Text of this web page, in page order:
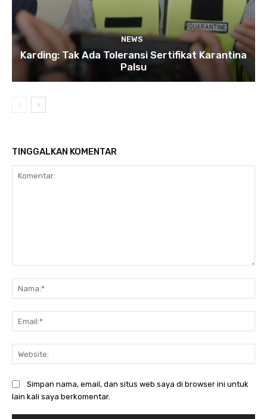
NEWS
Karding: Tak Ada Toleransi Sertifikat Karantina
Palsu
TINGGALKAN KOMENTAR
Simpan nama, email, dan situs web saya di browser ini untuk
lain kali saya berkomentar.